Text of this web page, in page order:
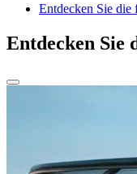
Entdecken Sie die
Entdecken Sie